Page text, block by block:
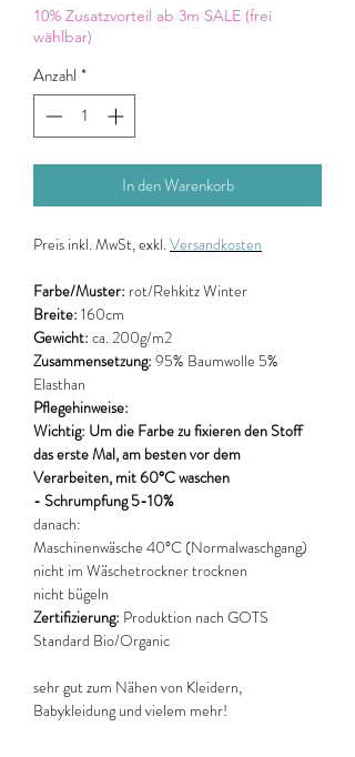
Meter
10% Zusatzvorteil ab 3m SALE (frei
wählbar)
Anzahl *
In den Warenkorb
Preis inkl. MwSt, exkl. Versandkosten
Farbe/Muster: rot/Rehkitz Winter
Breite: 160cm
Gewicht: ca. 200g/m2
Zusammensetzung: 95% Baumwolle 5%
Elasthan
Pflegehinweise:
Wichtig: Um die Farbe zu fixieren den Stoff
das erste Mal, am besten vor dem
Verarbeiten, mit 60°C waschen
- Schrumpfung 5-10%
danach:
Maschinenwäsche 40°C (Normalwaschgang)
nicht im Wäschetrockner trocknen
nicht bügeln
Zertifizierung: Produktion nach GOTS
Standard Bio/Organic
sehr gut zum Nähen von Kleidern,
Babykleidung und vielem mehr!